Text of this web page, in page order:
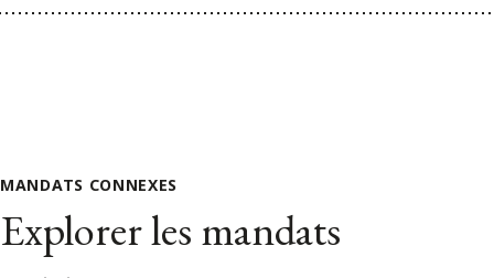
MANDATS CONNEXES
Explorer les mandats